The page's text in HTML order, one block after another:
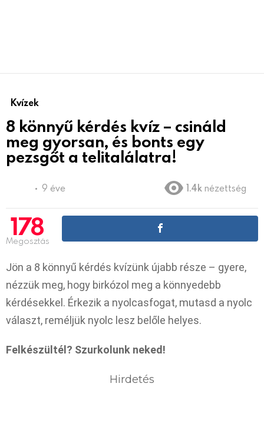
Kvízek
8 könnyű kérdés kvíz – csináld
meg gyorsan, és bonts egy
pezsgőt a telitalálatra!
9 éve 1.4k nézettség
178
Megosztás
Jön a 8 könnyű kérdés kvízünk újabb része – gyere,
nézzük meg, hogy birkózol meg a könnyedebb
kérdésekkel. Érkezik a nyolcasfogat, mutasd a nyolc
választ, reméljük nyolc lesz belőle helyes.
Felkészültél? Szurkolunk neked!
Hirdetés